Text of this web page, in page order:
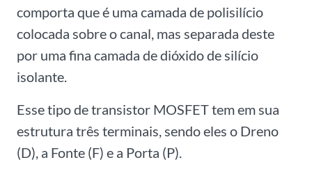
comporta que é uma camada de polisilício
colocada sobre o canal, mas separada deste
por uma fina camada de dióxido de silício
isolante.
Esse tipo de transistor MOSFET tem em sua
estrutura três terminais, sendo eles o Dreno
(D), a Fonte (F) e a Porta (P).